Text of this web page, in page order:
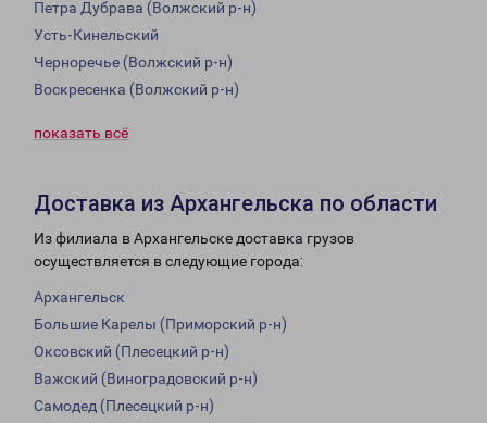
Петра Дубрава (Волжский р-н)
Усть-Кинельский
Черноречье (Волжский р-н)
Воскресенка (Волжский р-н)
показать всё
Доставка из Архангельска по области
Из филиала в Архангельске доставка грузов
осуществляется в следующие города:
Архангельск
Большие Карелы (Приморский р-н)
Оксовский (Плесецкий р-н)
Важский (Виноградовский р-н)
Самодед (Плесецкий р-н)